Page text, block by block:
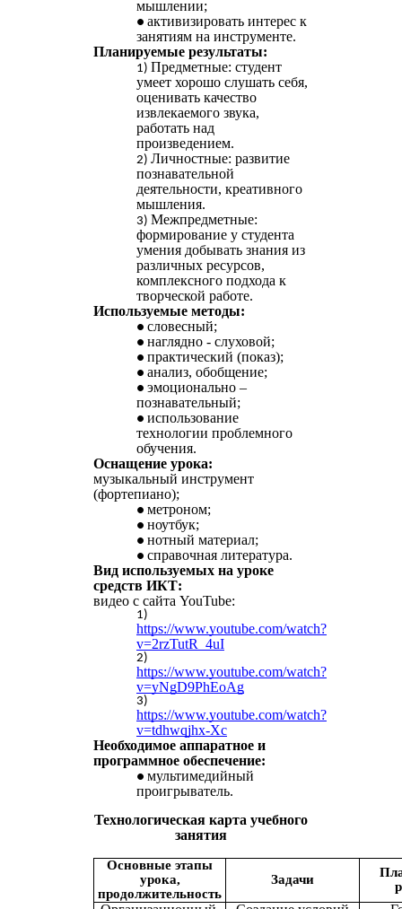
мышлении;
активизировать интерес к
занятиям на инструменте.
Планируемые результаты:
Предметные: студент
умеет хорошо слушать себя,
оценивать качество
извлекаемого звука,
работать над
произведением.
Личностные: развитие
познавательной
деятельности, креативного
мышления.
Межпредметные:
формирование у студента
умения добывать знания из
различных ресурсов,
комплексного подхода к
творческой работе.
Используемые методы:
словесный;
наглядно - слуховой;
практический (показ);
анализ, обобщение;
эмоционально –
познавательный;
использование
технологии проблемного
обучения.
Оснащение урока:
музыкальный инструмент
(фортепиано);
метроном;
ноутбук;
нотный материал;
справочная литература.
Вид используемых на уроке
средств ИКТ:
видео с сайта YouTube:
https://www.youtube.com/watch?
v=2rzTutR_4uI
https://www.youtube.com/watch?
v=yNgD9PhEoAg
https://www.youtube.com/watch?
v=tdhwqjhx-Xc
Необходимое аппаратное и
программное обеспечение:
мультимедийный
проигрыватель.
Технологическая карта учебного
занятия
Основные этапы
урока,
продолжительность
Задачи